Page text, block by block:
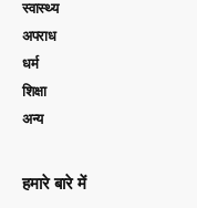
स्वास्थ्य
अपराध
धर्म
शिक्षा
अन्य
हमारे बारे में